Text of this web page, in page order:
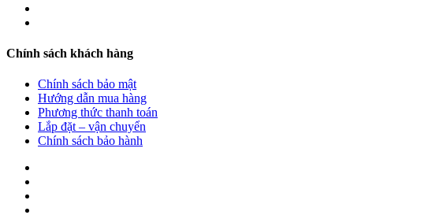
Chính sách khách hàng
Chính sách bảo mật
Hướng dẫn mua hàng
Phương thức thanh toán
Lắp đặt – vận chuyển
Chính sách bảo hành